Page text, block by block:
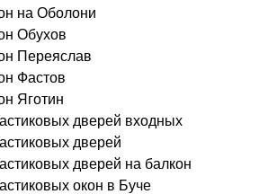
на Оболони
Обухов
Переяслав
Фастов
Яготин
дверей входных
дверей
дверей на балкон
окон в Буче